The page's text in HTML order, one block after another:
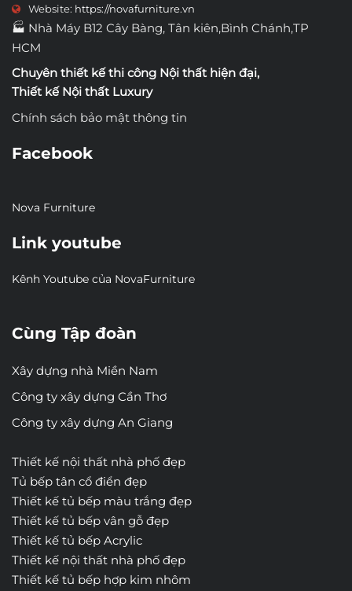
Website: https://novafurniture.vn
🏭 Nhà Máy B12 Cây Bàng, Tân kiên,Bình Chánh,TP
HCM
Chuyên thiết kế thi công Nội thất hiện đại,
Thiết kế Nội thất Luxury
Chính sách bảo mật thông tin
Facebook
Nova Furniture
Link youtube
Kênh Youtube của NovaFurniture
Cùng Tập đoàn
Xây dựng nhà Miền Nam
Công ty xây dựng Cần Thơ
Công ty xây dựng An Giang
Thiết kế nội thất nhà phố đẹp
Tủ bếp tân cổ điển đẹp
Thiết kế tủ bếp màu trắng đẹp
Thiết kế tủ bếp vân gỗ đẹp
Thiết kế tủ bếp Acrylic
Thiết kế nội thất nhà phố đẹp
Thiết kế tủ bếp hợp kim nhôm